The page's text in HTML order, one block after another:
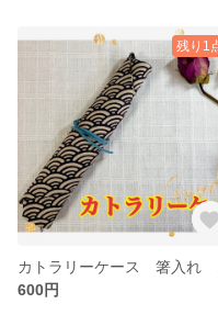
残り1
600円